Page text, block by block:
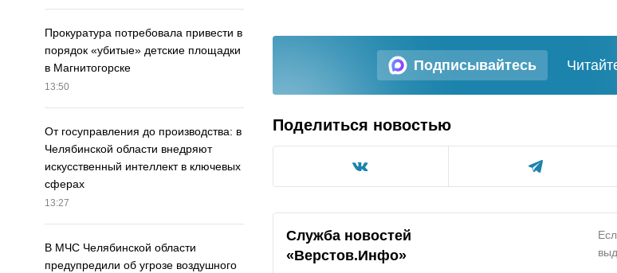
Прокуратура потребовала привести в
порядок «убитые» детские площадки
в Магнитогорске
13:50
От госуправления до производства: в
Челябинской области внедряют
искусственный интеллект в ключевых
сферах
13:27
В МЧС Челябинской области
предупредили об угрозе воздушного
Подписывайтесь
Поделиться новостью
Служба новостей
«Верстов.Инфо»